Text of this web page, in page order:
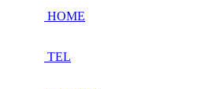
HOME
TEL